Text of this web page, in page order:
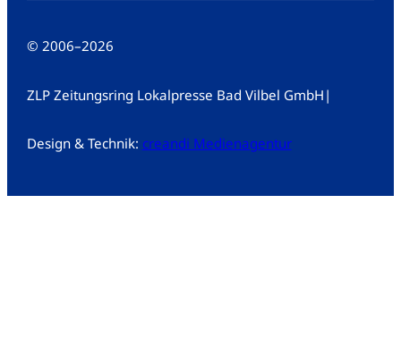
© 2006–2026
ZLP Zeitungsring Lokalpresse Bad Vilbel GmbH |
Design & Technik: creandi Medienagentur